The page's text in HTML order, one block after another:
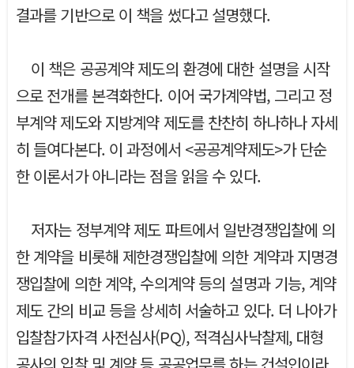
결과를 기반으로 이 책을 썼다고 설명했다.
이 책은 공공계약 제도의 환경에 대한 설명을 시작
으로 전개를 본격화한다. 이어 국가계약법, 그리고 정
부계약 제도와 지방계약 제도를 찬찬히 하나하나 자세
히 들여다본다. 이 과정에서 <공공계약제도>가 단순
한 이론서가 아니라는 점을 읽을 수 있다.
저자는 정부계약 제도 파트에서 일반경쟁입찰에 의
한 계약을 비롯해 제한경쟁입찰에 의한 계약과 지명경
쟁입찰에 의한 계약, 수의계약 등의 설명과 기능, 계약
제도 간의 비교 등을 상세히 서술하고 있다. 더 나아가
입찰참가자격 사전심사(PQ), 적격심사낙찰제, 대형
공사의 입찰 및 계약 등 공공업무를 하는 건설인이라